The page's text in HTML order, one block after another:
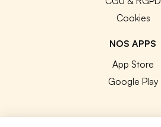
Cookies
NOS APPS
App Store
Google Play